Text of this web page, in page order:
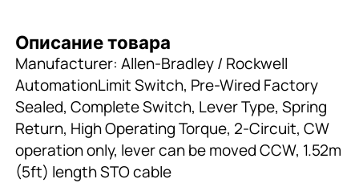
Описание товара
Manufacturer: Allen-Bradley / Rockwell
AutomationLimit Switch, Pre-Wired Factory
Sealed, Complete Switch, Lever Type, Spring
Return, High Operating Torque, 2-Circuit, CW
operation only, lever can be moved CCW, 1.52m
(5ft) length STO cable